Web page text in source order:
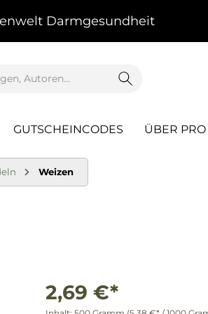
Darmgesundheit
GUTSCHEINCODES ÜBER
Weizen
2,69 €*